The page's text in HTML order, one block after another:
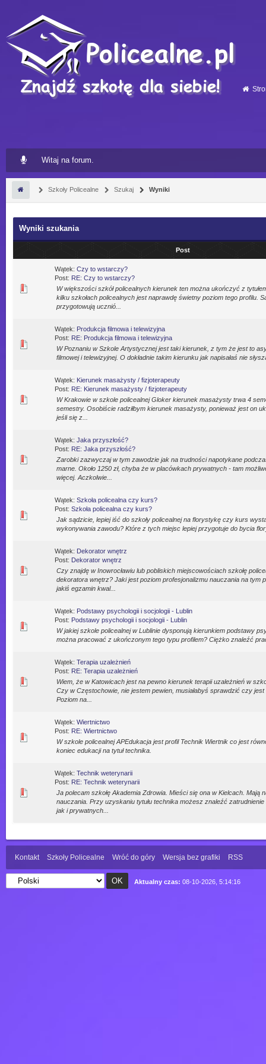
Witaj na forum.
Szkoły Policealne Szukaj Wyniki
Wyniki szukania
Post
Wątek: Czy to wstarczy?
Post: RE: Czy to wstarczy?
W większości szkół policealnych kierunek ten można ukończyć z
kilku szkołach policealnych jest naprawdę świetny poziom tego profilu.
przygotowują ucznió...
Wątek: Produkcja filmowa i telewizyjna
Post: RE: Produkcja filmowa i telewizyjna
W Poznaniu w Szkole Artystycznej jest taki kierunek, z tym że jest to
filmowej i telewizyjnej. O dokładnie takim kierunku jak napisałaś nie
Wątek: Kierunek masażysty / fizjoterapeuty
Post: RE: Kierunek masażysty / fizjoterapeuty
W Krakowie w szkole policealnej Gloker kierunek masażysty trwa 4
semestry. Osobiście radziłbym kierunek masażysty, ponieważ jest on
jeśli się z...
Wątek: Jaka przyszłość?
Post: RE: Jaka przyszłość?
Zarobki zazwyczaj w tym zawodzie jak na trudności napotykane
marne. Około 1250 zł, chyba że w placówkach prywatnych - tam
więcej. Aczkolwie...
Wątek: Szkoła policealna czy kurs?
Post: Szkoła policealna czy kurs?
Jak sądzicie, lepiej iść do szkoły policealnej na florystykę czy kurs
wykonywania zawodu? Które z tych miejsc lepiej przygotuje do bycia
Wątek: Dekorator wnętrz
Post: Dekorator wnętrz
Czy znajdę w Inowrocławiu lub pobliskich miejscowościach szkołę
dekoratora wnętrz? Jaki jest poziom profesjonalizmu nauczania na tym
jakiś egzamin kwal...
Wątek: Podstawy psychologii i socjologii - Lublin
Post: Podstawy psychologii i socjologii - Lublin
W jakiej szkole policealnej w Lublinie dysponują kierunkiem podstawy
można pracować z ukończonym tego typu profilem? Ciężko znaleźć
Wątek: Terapia uzależnień
Post: RE: Terapia uzależnień
Wiem, że w Katowicach jest na pewno kierunek terapii uzależnień w
Czy w Częstochowie, nie jestem pewien, musiałabyś sprawdzić czy jest
Poziom na...
Wątek: Wiertnictwo
Post: RE: Wiertnictwo
W szkole policealnej APEdukacja jest profil Technik Wiertnik co jest
koniec edukacji na tytuł technika.
Wątek: Technik weterynarii
Post: RE: Technik weterynarii
Ja polecam szkołę Akademia Zdrowia. Mieści się ona w Kielcach. Mają
nauczania. Przy uzyskaniu tytułu technika możesz znaleźć
jak i prywatnych...
Kontakt Szkoły Policealne Wróć do góry Wersja bez grafiki RSS
Aktualny czas: 08-10-2026, 5:14:16